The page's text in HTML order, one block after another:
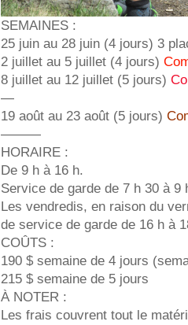
SEMAINES :
25 juin au 28 juin (4 jours) 3
2 juillet au 5 juillet (4 jours)
8 juillet au 12 juillet (5 jours)
—
19 août au 23 août (5 jours)
———
HORAIRE :
De 9 h à 16 h.
Service de garde de 7 h 30 à 9
Les vendredis, en raison du
de service de garde de 16 h à
COÛTS :
190 $ semaine de 4 jours
215 $ semaine de 5 jours
À NOTER :
Les frais couvrent tout le